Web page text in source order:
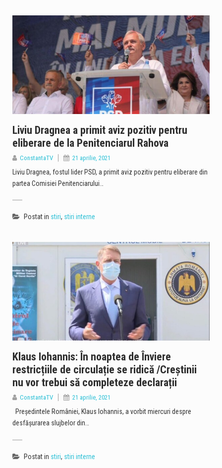
Liviu Dragnea a primit aviz pozitiv pentru
eliberare de la Penitenciarul Rahova
ConstantaTV 21 aprilie, 2021
Liviu Dragnea, fostul lider PSD, a primit aviz pozitiv pentru eliberare din
partea Comisiei Penitenciarului…
Postat in stiri, stiri interne
Klaus Iohannis: În noaptea de Înviere
restricțiile de circulație se ridică /Creștinii
nu vor trebui să completeze declarații
ConstantaTV 21 aprilie, 2021
Președintele României, Klaus Iohannis, a vorbit miercuri despre
desfășurarea slujbelor din…
Postat in stiri, stiri interne